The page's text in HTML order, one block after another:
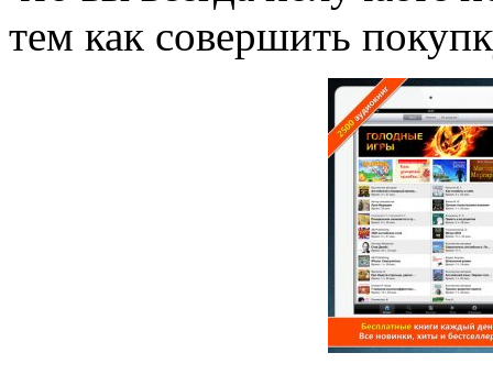
тем как совершить